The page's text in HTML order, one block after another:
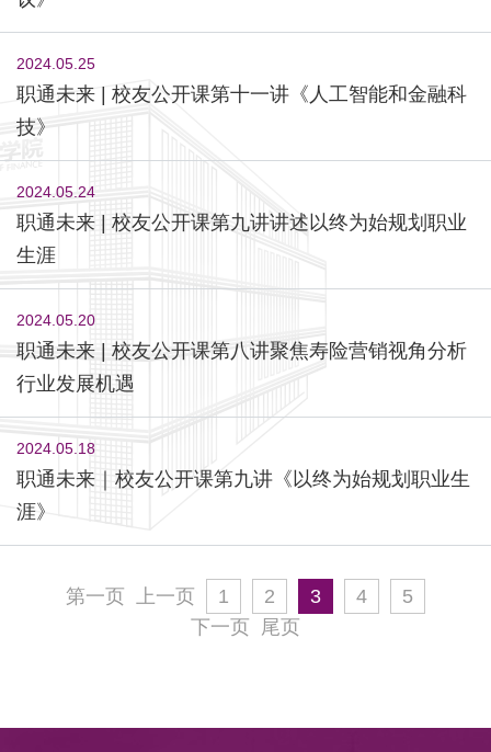
2024.05.25
职通未来 | 校友公开课第十一讲《人工智能和金融科
技》
2024.05.24
职通未来 | 校友公开课第九讲讲述以终为始规划职业
生涯
2024.05.20
职通未来 | 校友公开课第八讲聚焦寿险营销视角分析
行业发展机遇
2024.05.18
职通未来｜校友公开课第九讲《以终为始规划职业生
涯》
第一页 上一页 1 2 3 4
5
下一页
尾页